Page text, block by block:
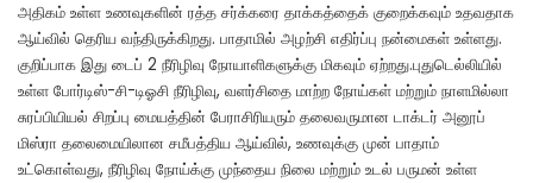
அதிகம் உள்ள உணவுகளின் ரத்த சர்க்கரை தாக்கத்தைக் குறைக்கவும் உதவதாக
ஆய்வில் தெரிய வந்திருக்கிறது. பாதாமில் அழற்சி எதிர்ப்பு நன்மைகள் உள்ளது.
குறிப்பாக இது டைப் 2 நீரிழிவு நோயாளிகளுக்கு மிகவும் ஏற்றது.புதுடெல்லியில்
உள்ள போர்டிஸ்-சி-டிஓசி நீரிழிவு, வளர்சிதை மாற்ற நோய்கள் மற்றும் நாளமில்லா
சுரப்பியியல் சிறப்பு மையத்தின் பேராசிரியரும் தலைவருமான டாக்டர் அனூப்
மிஸ்ரா தலைமையிலான சமீபத்திய ஆய்வில், உணவுக்கு முன் பாதாம்
உட்கொள்வது, நீரிழிவு நோய்க்கு முந்தைய நிலை மற்றும் உடல் பருமன் உள்ள